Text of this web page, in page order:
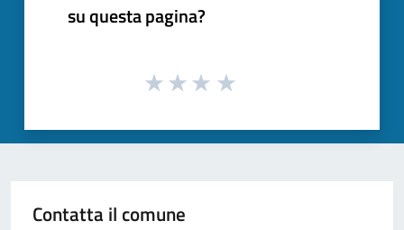
su questa pagina?
Contatta il comune